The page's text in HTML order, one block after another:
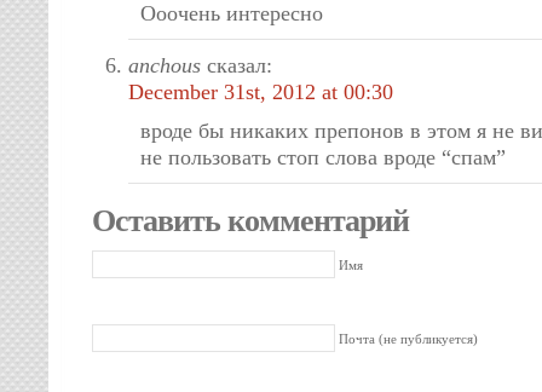
Ооочень интересно
anchous сказал:
December 31st, 2012 at 00:30
вроде бы никаких препонов в этом я не
не пользовать стоп слова вроде “спам”
Оставить комментарий
Имя
Почта (не публикуется)